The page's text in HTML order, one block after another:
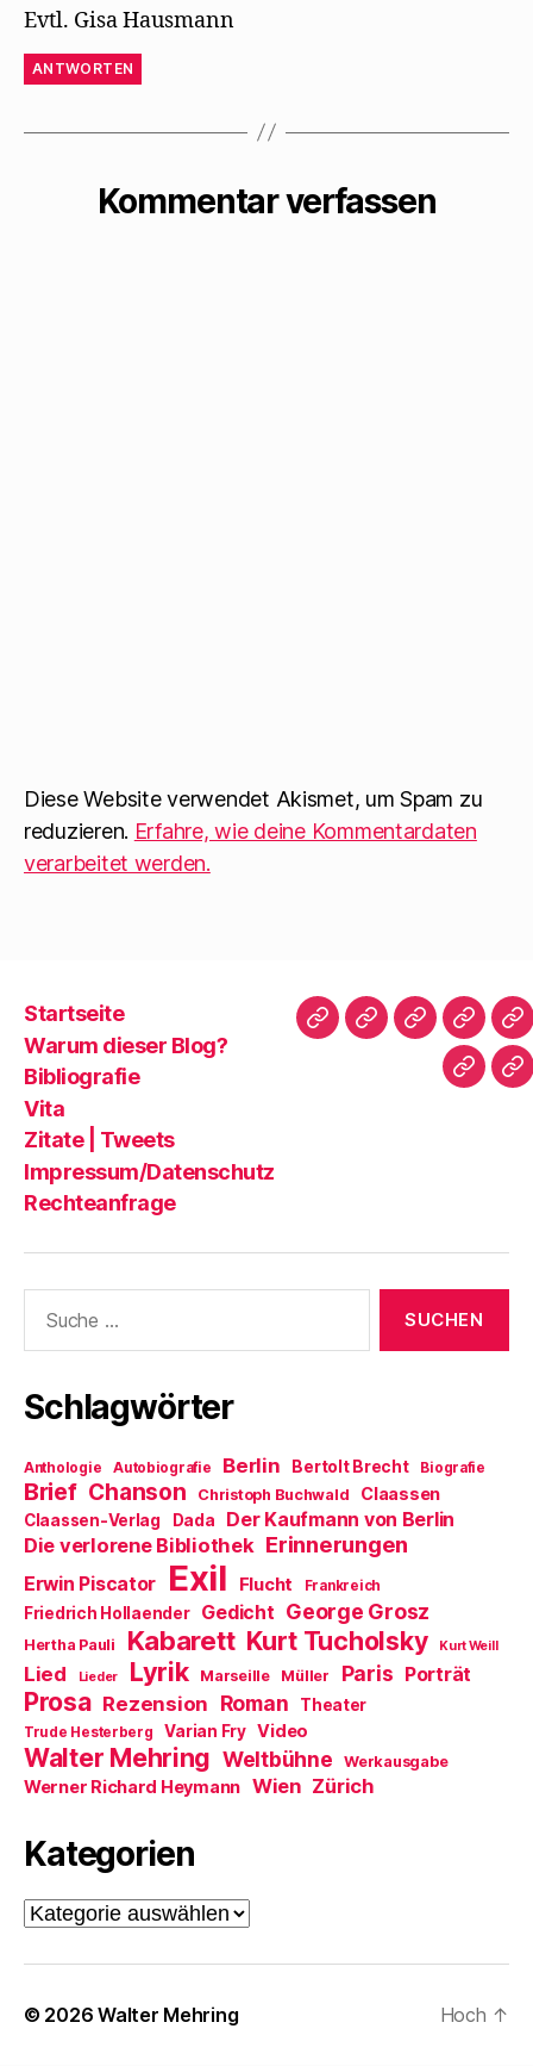
Evtl. Gisa Hausmann
ANTWORTEN
Kommentar verfassen
Diese Website verwendet Akismet, um Spam zu
reduzieren. Erfahre, wie deine Kommentardaten
verarbeitet werden.
Startseite
Warum dieser Blog?
Bibliografie
Vita
Zitate | Tweets
Impressum/Datenschutz
Rechteanfrage
Startseite
WarumBibliografie
Vita
|
nach:
Schlagwörter
Anthologie Autobiografie Berlin Bertolt Brecht Biografie
Brief Chanson Christoph Buchwald Claassen
Claassen-Verlag Dada Der Kaufmann von Berlin
Die verlorene Bibliothek Erinnerungen
Erwin Piscator Exil Flucht Frankreich
Friedrich Hollaender Gedicht George Grosz
Hertha Pauli Kabarett Kurt Tucholsky Kurt Weill
Lied Lieder Lyrik Marseille Müller Paris Porträt
Prosa Rezension Roman Theater
Trude Hesterberg Varian Fry Video
Walter Mehring Weltbühne Werkausgabe
Werner Richard Heymann Wien Zürich
Kategorien
Kategorien
© 2026Walter Mehring Hoch ↑